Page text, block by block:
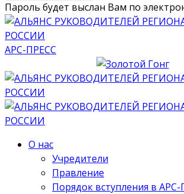
Пароль будет выслан Вам по
АРС-ПРЕСС
О нас
Учредители
Правление
Порядок вступления в